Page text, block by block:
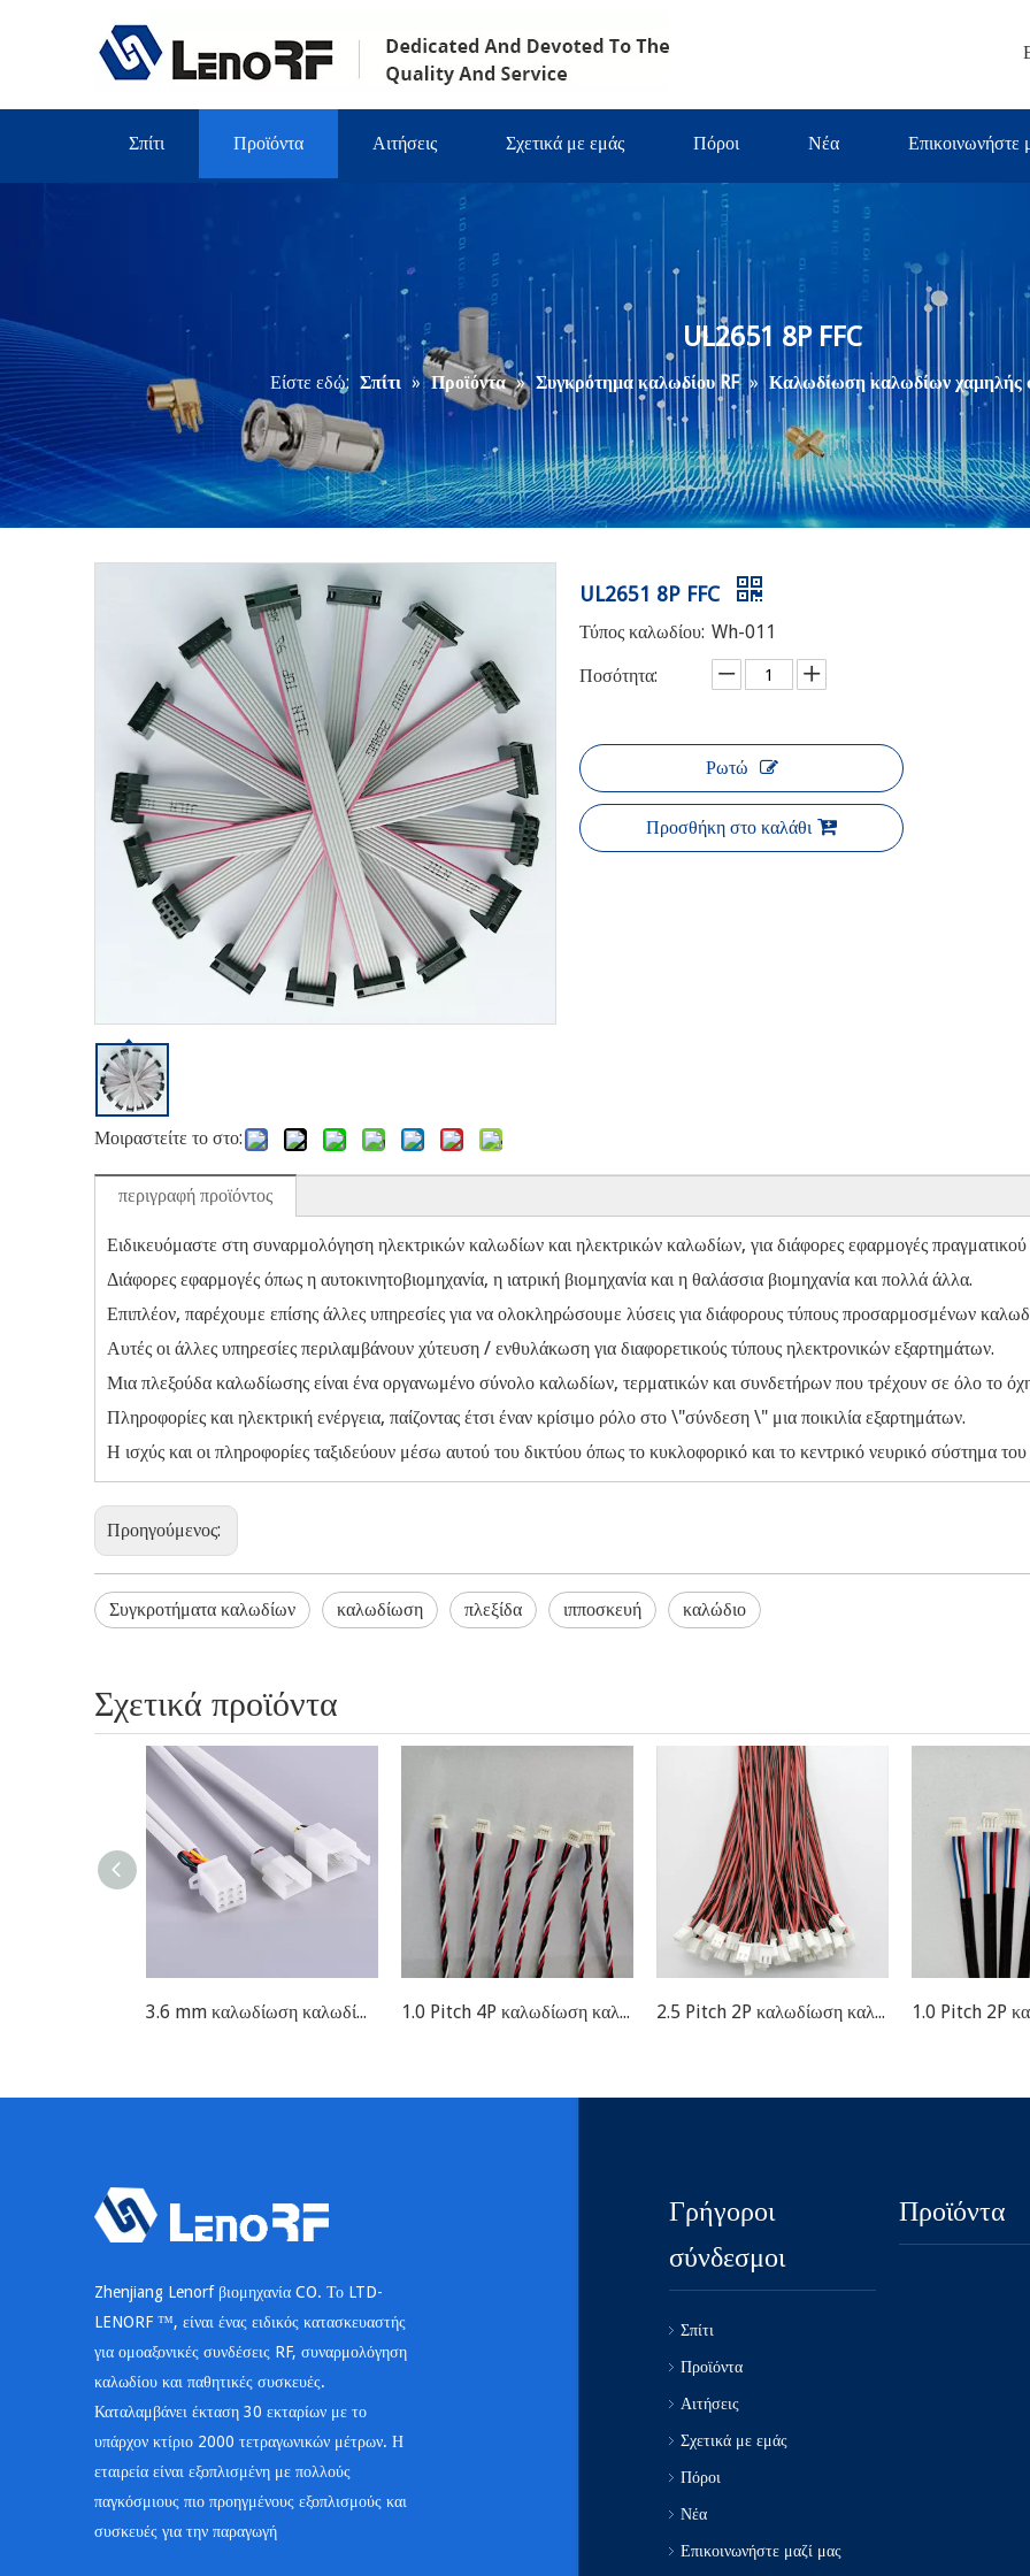
Σπίτι Προϊόντα Αιτήσεις Σχετικά με εμάς Πόροι Νέα Επικοινωνήστε
UL2651 8P FFC
Είστε εδώ: Σπίτι » Προϊόντα » Συγκρότημα καλωδίου RF » Καλωδίωση καλωδίων χαμηλής
Μοιραστείτε το στο:
UL2651 8P FFC
Τύπος καλωδίου: Wh-011
Ποσότητα:
Ρωτώ
Προσθήκη στο καλάθι
περιγραφή προϊόντος
Ειδικευόμαστε στη συναρμολόγηση ηλεκτρικών καλωδίων και ηλεκτρικών καλωδίων, για διάφορες εφαρμογές
Διάφορες εφαρμογές όπως η αυτοκινητοβιομηχανία, η ιατρική βιομηχανία και η θαλάσσια βιομηχανία και πολλά άλλα.
Επιπλέον, παρέχουμε επίσης άλλες υπηρεσίες για να ολοκληρώσουμε λύσεις για διάφορους τύπους προσαρμοσμένων
Αυτές οι άλλες υπηρεσίες περιλαμβάνουν χύτευση / ενθυλάκωση για διαφορετικούς τύπους ηλεκτρονικών εξαρτημάτων.
Μια πλεξούδα καλωδίωσης είναι ένα οργανωμένο σύνολο καλωδίων, τερματικών και συνδετήρων που τρέχουν σε όλο το
Πληροφορίες και ηλεκτρική ενέργεια, παίζοντας έτσι έναν κρίσιμο ρόλο στο \"σύνδεση \" μια ποικιλία εξαρτημάτων.
Η ισχύς και οι πληροφορίες ταξιδεύουν μέσω αυτού του δικτύου όπως το κυκλοφορικό και το κεντρικό νευρικό σύστημα
Προηγούμενος:
Συγκροτήματα καλωδίων καλωδίωση πλεξίδα ιπποσκευή καλώδιο
Σχετικά προϊόντα
3.6 mm καλωδίωση καλωδίων για το αυτοκίνητο 1.0 Pitch 4P καλωδίωση καλωδίων 2.5 Pitch 2P καλωδίωση καλωδίων
Zhenjiang Lenorf βιομηχανία CO. Το LTD-
LENORF ™, είναι ένας ειδικός κατασκευαστής
για ομοαξονικές συνδέσεις RF, συναρμολόγηση
καλωδίου και παθητικές συσκευές.
Καταλαμβάνει έκταση 30 εκταρίων με το
υπάρχον κτίριο 2000 τετραγωνικών μέτρων. Η
εταιρεία είναι εξοπλισμένη με πολλούς
παγκόσμιους πιο προηγμένους εξοπλισμούς και
συσκευές για την παραγωγή
Γρήγοροι
σύνδεσμοι
Σπίτι
Προϊόντα
Αιτήσεις
Σχετικά με εμάς
Πόροι
Νέα
Επικοινωνήστε μαζί μας
Προϊόντα